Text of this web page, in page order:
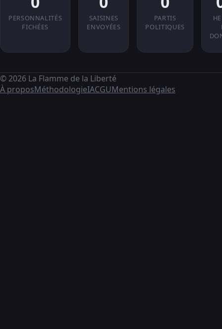
PERSONNALITÉS
FICHÉES
SAISINES
ENVOYÉES
PARTIS
POLITIQUES
© 2026 La Flamme de la Liberté
À proposMéthodologieIACGUMentions légales